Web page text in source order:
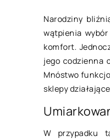
Narodziny
wątpienia
komfort.
jego codzienna
Mnóstwo
sklepy
W przypadku